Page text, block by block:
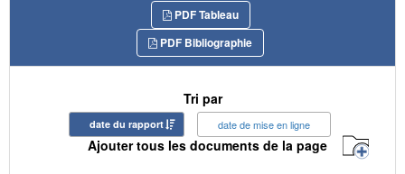
PDF Tableau
PDF Bibliographie
Tri par
date du rapport date de mise en ligne
Ajouter tous les documents de la page